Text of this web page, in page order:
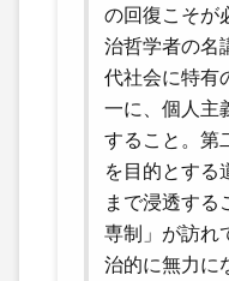
の回復こそが
治哲学者の名
代社会に特有
一に、個人主
すること。第
を目的とする
まで浸透する
専制」が訪れ
治的に無力に